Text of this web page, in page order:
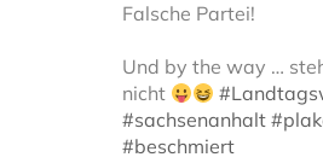
Falsche Partei!
Und by the way …
nicht
#sachsenanhalt
#beschmiert